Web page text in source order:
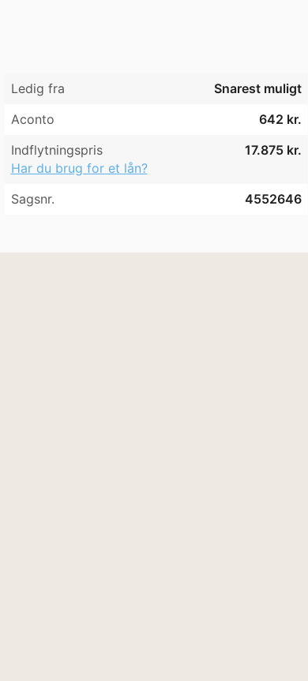
Ledig fra
Snarest muligt
Aconto
642 kr.
Indflytningspris
17.875 kr.
Har du brug for et lån?
Sagsnr. 4552646